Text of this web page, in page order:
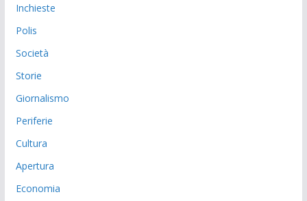
Inchieste
Polis
Società
Storie
Giornalismo
Periferie
Cultura
Apertura
Economia